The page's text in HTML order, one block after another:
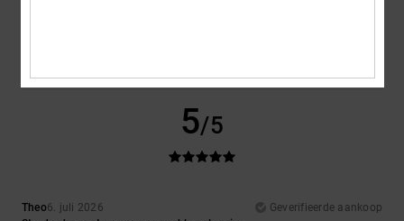
5/5
Theo6. juli 2026
Geverifieerde aankoop